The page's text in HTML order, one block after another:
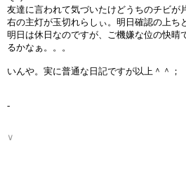
友達に言われて気づいたけどうちのチビが
右の主灯が玉切れらしぃ。明日確認の上
明日は休日なのですが、ご機嫌な位の快
るかなぁ。。。
いんや。実に普通な日記ですが以上＾＾；
-
∨